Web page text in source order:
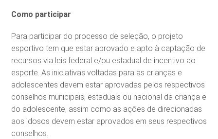
Como participar
Para participar do processo de seleção, o projeto
esportivo tem que estar aprovado e apto à captação de
recursos via leis federal e/ou estadual de incentivo ao
esporte. As iniciativas voltadas para as crianças e
adolescentes devem estar aprovadas pelos respectivos
conselhos municipais, estaduais ou nacional da criança e
do adolescente, assim como as ações de direcionadas
aos idosos devem estar aprovados em seus respectivos
conselhos.